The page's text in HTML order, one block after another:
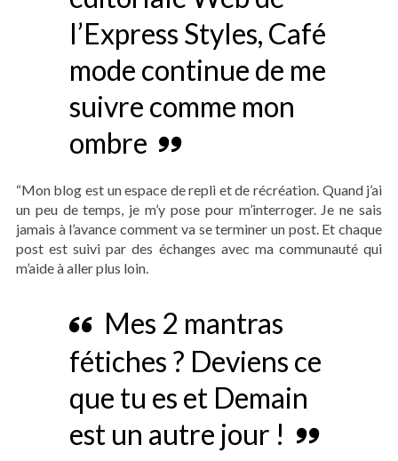
l’Express Styles, Café
mode continue de me
suivre comme mon
ombre
“Mon blog est un espace de repli et de récréation. Quand j’ai
un peu de temps, je m’y pose pour m’interroger. Je ne sais
jamais à l’avance comment va se terminer un post. Et chaque
post est suivi par des échanges avec ma communauté qui
m’aide à aller plus loin.
Mes 2 mantras
fétiches ? Deviens ce
que tu es et Demain
est un autre jour !